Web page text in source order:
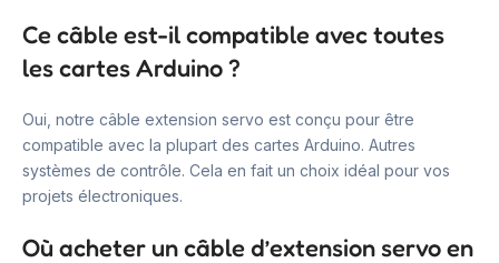
Ce câble est-il compatible avec toutes
les cartes Arduino ?
Oui, notre câble extension servo est conçu pour être
compatible avec la plupart des cartes Arduino. Autres
systèmes de contrôle. Cela en fait un choix idéal pour vos
projets électroniques.
Où acheter un câble d’extension servo en